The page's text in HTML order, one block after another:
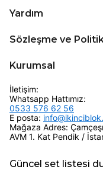
Yardım
Sözleşme ve
Kurumsal
İletişim:
Whatsapp Hattımız:
0533 576 62 56
E posta:
Mağaza Adres:
AVM 1. Kat Pendik /
Güncel set listesi